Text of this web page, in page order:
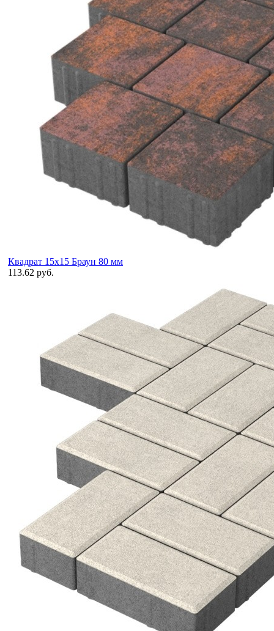
Квадрат 15х15 Браун 80 мм
113.62 руб.